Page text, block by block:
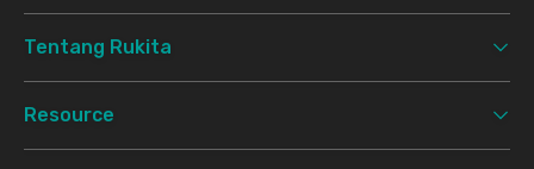
Tentang Rukita
Resource